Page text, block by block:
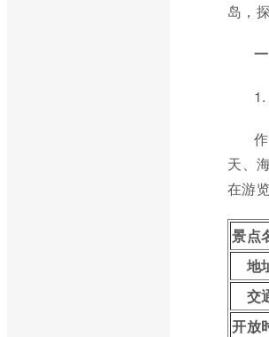
岛，
1.
天、
在游
景点
地
交
开放